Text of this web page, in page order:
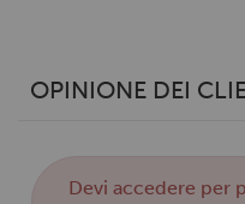
OPINIONE DEI
Deviaccedere per